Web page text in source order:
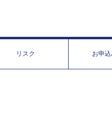
リスク お申